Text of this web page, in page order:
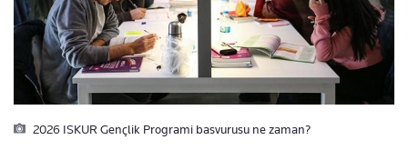
2026 ISKUR Gençlik Programi basvurusu ne zaman?